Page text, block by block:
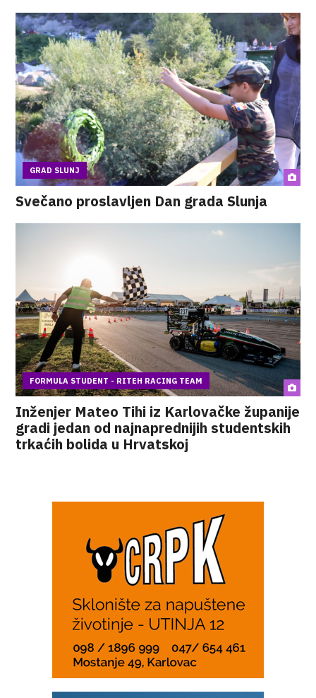
GRAD SLUNJ
Svečano proslavljen Dan grada Slunja
FORMULA STUDENT - RITEH RACING TEAM
Inženjer Mateo Tihi iz Karlovačke županije
gradi jedan od najnaprednijih studentskih
trkaćih bolida u Hrvatskoj